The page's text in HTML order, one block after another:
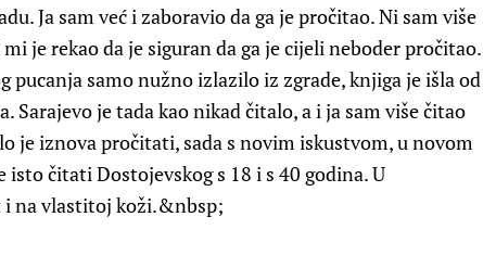
Ja sam već i zaboravio da ga je pročitao. Ni sam više
je rekao da je siguran da ga je cijeli neboder pročitao.
pucanja samo nužno izlazilo iz zgrade, knjiga je išla od
Sarajevo je tada kao nikad čitalo, a i ja sam više čitao
je iznova pročitati, sada s novim iskustvom, u novom
čitati Dostojevskog s 18 i s 40 godina. U
i na vlastitoj koži.&nbsp;